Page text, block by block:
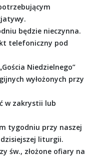
będzie nieczynna.
telefoniczny pod
Niedzielnego”
wyłożonych przy
w zakrystii lub
tygodniu przy naszej
liturgii.
św., złożone ofiary na